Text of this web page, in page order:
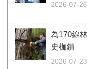
2026-07-
為170線
史枷鎖
2026-07-